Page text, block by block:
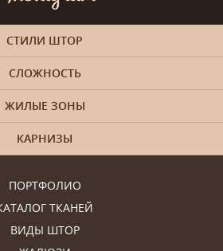
ПОРТФОЛИО
ТКАНЕЙ
ВИДЫ ШТОР
СТИЛИ ШТОР
СЛОЖНОСТЬ
ЖИЛЫЕ ЗОНЫ
КАРНИЗЫ